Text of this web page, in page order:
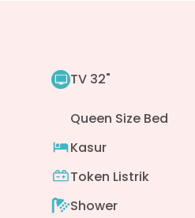
TV 32"
Queen Size Bed
Kasur
Token Listrik
Shower